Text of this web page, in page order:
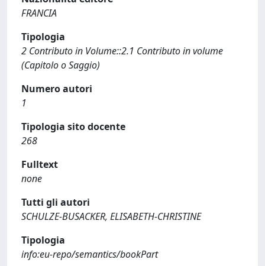
FRANCIA
Tipologia
2 Contributo in Volume::2.1 Contributo in volume
(Capitolo o Saggio)
Numero autori
1
Tipologia sito docente
268
Fulltext
none
Tutti gli autori
SCHULZE-BUSACKER, ELISABETH-CHRISTINE
Tipologia
info:eu-repo/semantics/bookPart